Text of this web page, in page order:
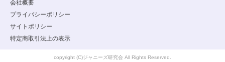
会社概要
プライバシーポリシー
サイトポリシー
特定商取引法上の表示
copyright (C)ジャニーズ研究会 All Rights Reserved.